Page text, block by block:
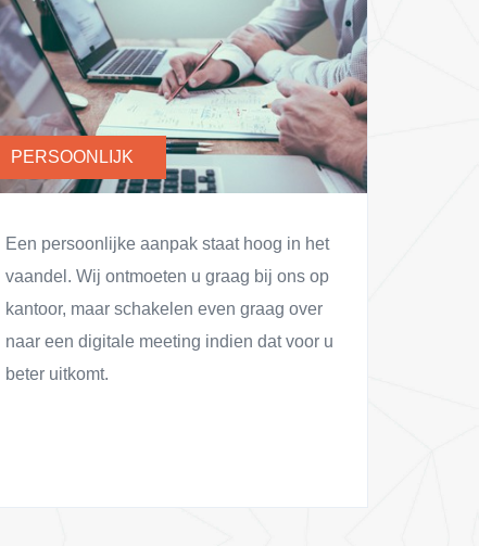
PERSOONLIJK
Een persoonlijke aanpak staat hoog in het
vaandel. Wij ontmoeten u graag bij ons op
kantoor, maar schakelen even graag over
naar een digitale meeting indien dat voor u
beter uitkomt.